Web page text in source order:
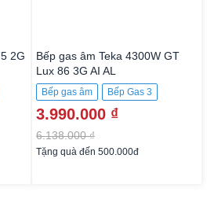
2G
Bếp gas âm Teka 4300W GT
Lux 86 3G AI AL
Bếp gas âm Bếp Gas 3
3.990.000 ₫
6.138.000 ₫
Tặng quà đến 500.000đ